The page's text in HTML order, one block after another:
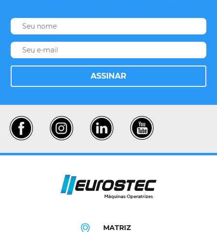
ASSINAR
MATRIZ